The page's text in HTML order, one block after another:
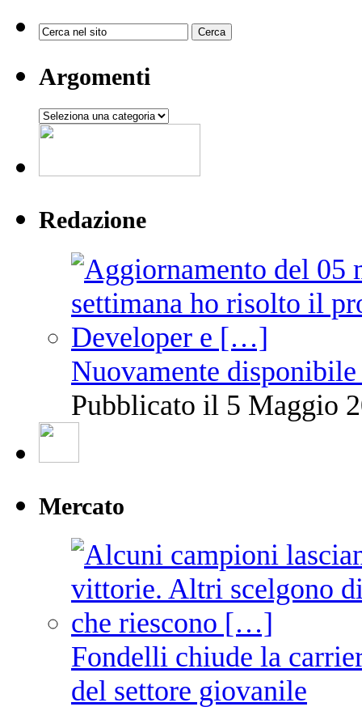
Argomenti
Argomenti
Redazione
Nuovamente
Pubblicato il 5 Maggio
Mercato
Fondelli chiude la
del settore giovanile